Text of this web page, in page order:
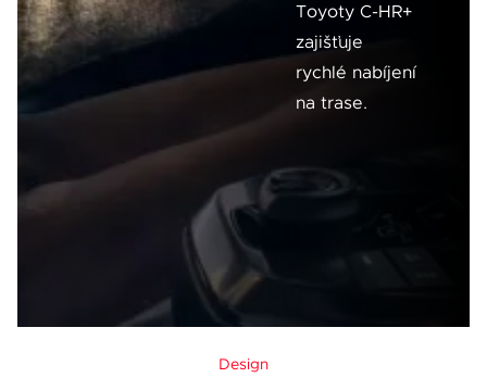
Toyoty C-HR+
zajišťuje
rychlé nabíjení
na trase.
Design